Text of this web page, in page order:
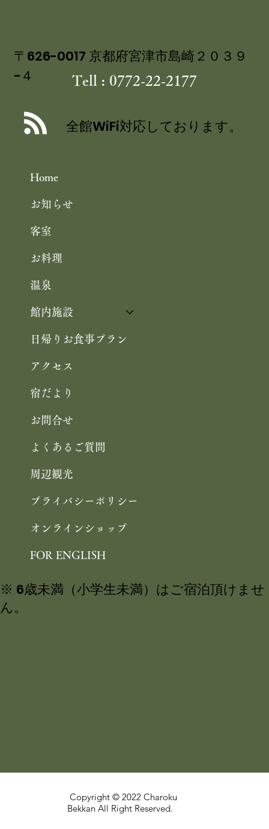
ルク 飯尾醸造 富士酢プレミアム使用
Home
お知らせ
客室
お料理
温泉
館内施設
日帰りお食事プラン
アクセス
宿だより
お問合せ
よくあるご質問
周辺観光
プライバシーポリシー
オンラインショップ
FOR ENGLISH
〒626-0017 京都府宮津市島崎２０３９
−４
Tell : 0772-22-2177
全館WiFi対応しております。
※ 6歳未満（小学生未満）はご宿泊頂けませ
ん。
Copyright © 2022 Charoku
Bekkan All Right Reserved.